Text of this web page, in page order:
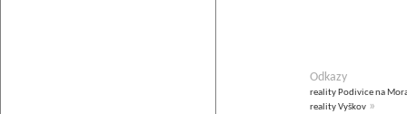
Odkazy
reality Podivice na
reality Vyškov »